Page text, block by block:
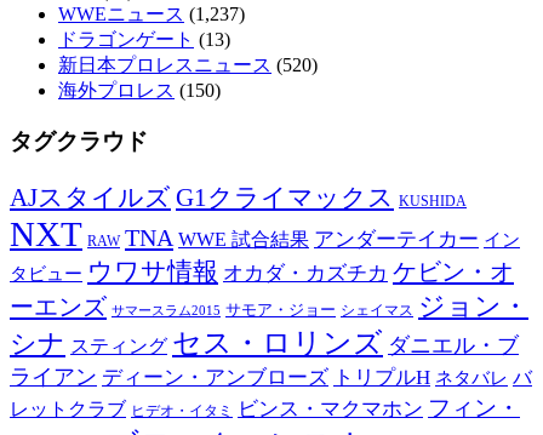
WWEニュース (1,237)
ドラゴンゲート (13)
新日本プロレスニュース (520)
海外プロレス (150)
タグクラウド
AJスタイルズ G1クライマックス KUSHIDA
NXT RAW TNA WWE 試合結果 アンダーテイカー イン
タビュー ウワサ情報 オカダ・カズチカ ケビン・オ
ーエンズ サマースラム2015 サモア・ジョー シェイマス ジョン・
シナ スティング セス・ロリンズ ダニエル・ブ
ライアン ディーン・アンブローズ トリプルH ネタバレ バ
レットクラブ ヒデオ・イタミ ビンス・マクマホン フィン・